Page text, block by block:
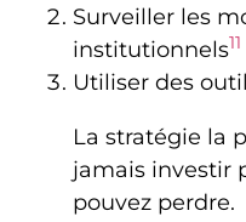
Surveiller les
institutionnels11
Utiliser des
La stratégie la
jamais investir
pouvez perdre.